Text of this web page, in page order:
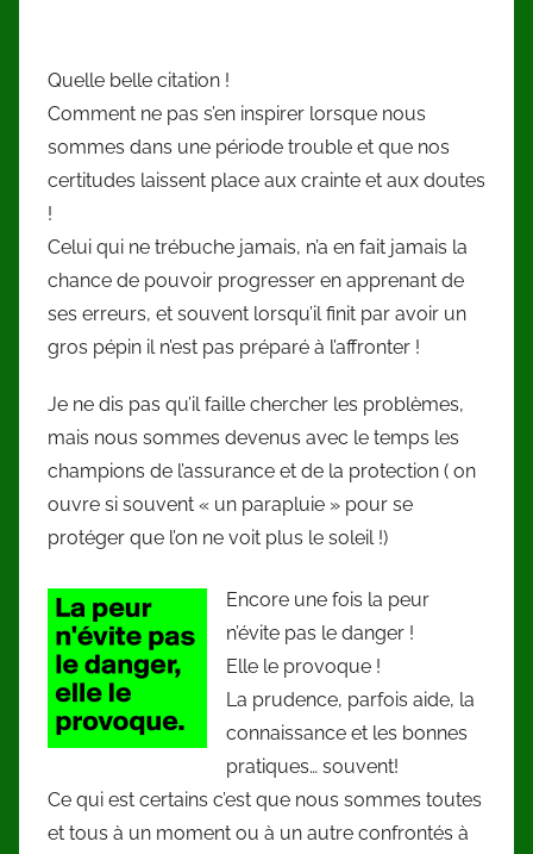
Quelle belle citation !
Comment ne pas s’en inspirer lorsque nous
sommes dans une période trouble et que nos
certitudes laissent place aux crainte et aux doutes
!
Celui qui ne trébuche jamais, n’a en fait jamais la
chance de pouvoir progresser en apprenant de
ses erreurs, et souvent lorsqu’il finit par avoir un
gros pépin il n’est pas préparé à l’affronter !
Je ne dis pas qu’il faille chercher les problèmes,
mais nous sommes devenus avec le temps les
champions de l’assurance et de la protection ( on
ouvre si souvent « un parapluie » pour se
protéger que l’on ne voit plus le soleil !)
Encore une fois la peur
n’évite pas le danger !
Elle le provoque !
La prudence, parfois aide, la
connaissance et les bonnes
pratiques… souvent!
Ce qui est certains c’est que nous sommes toutes
et tous à un moment ou à un autre confrontés à